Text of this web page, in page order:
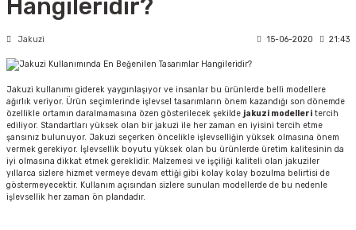
Hangileridir?
Jakuzi 15-06-2020 21:43
Jakuzi kullanımı giderek yaygınlaşıyor ve insanlar bu ürünlerde belli modellere
ağırlık veriyor. Ürün seçimlerinde işlevsel tasarımların önem kazandığı son dönemde
özellikle ortamın daralmamasına özen gösterilecek şekilde jakuzi modelleri tercih
ediliyor. Standartları yüksek olan bir jakuzi ile her zaman en iyisini tercih etme
şansınız bulunuyor. Jakuzi seçerken öncelikle işlevselliğin yüksek olmasına önem
vermek gerekiyor. İşlevsellik boyutu yüksek olan bu ürünlerde üretim kalitesinin da
iyi olmasına dikkat etmek gereklidir. Malzemesi ve işçiliği kaliteli olan jakuziler
yıllarca sizlere hizmet vermeye devam ettiği gibi kolay kolay bozulma belirtisi de
göstermeyecektir. Kullanım açısından sizlere sunulan modellerde de bu nedenle
işlevsellik her zaman ön plandadır.